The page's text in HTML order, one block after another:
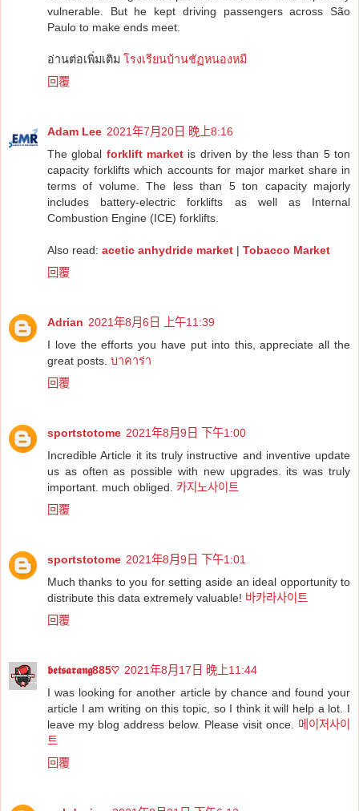
vulnerable. But he kept driving passengers across São
Paulo to make ends meet.
อ่านต่อเพิ่มเติม โรงเรียนบ้านชัฏหนองหมี
回覆
Adam Lee 2021年7月20日 晚上8:16
The global forklift market is driven by the less than 5 ton
capacity forklifts which accounts for major market share in
terms of volume. The less than 5 ton capacity majorly
includes battery-electric forklifts as well as Internal
Combustion Engine (ICE) forklifts.
Also read: acetic anhydride market | Tobacco Market
回覆
Adrian 2021年8月6日 上午11:39
I love the efforts you have put into this, appreciate all the
great posts. บาคาร่า
回覆
sportstotome 2021年8月9日 下午1:00
Incredible Article it its truly instructive and inventive update
us as often as possible with new upgrades. its was truly
important. much obliged. 카지노사이트
回覆
sportstotome 2021年8月9日 下午1:01
Much thanks to you for setting aside an ideal opportunity to
distribute this data extremely valuable! 바카라사이트
回覆
𝖇𝖊𝖙𝖘𝖆𝖗𝖆𝖓𝖌885♡ 2021年8月17日 晚上11:44
I was looking for another article by chance and found your
article I am writing on this topic, so I think it will help a lot. I
leave my blog address below. Please visit once. 메이저사이
트
回覆